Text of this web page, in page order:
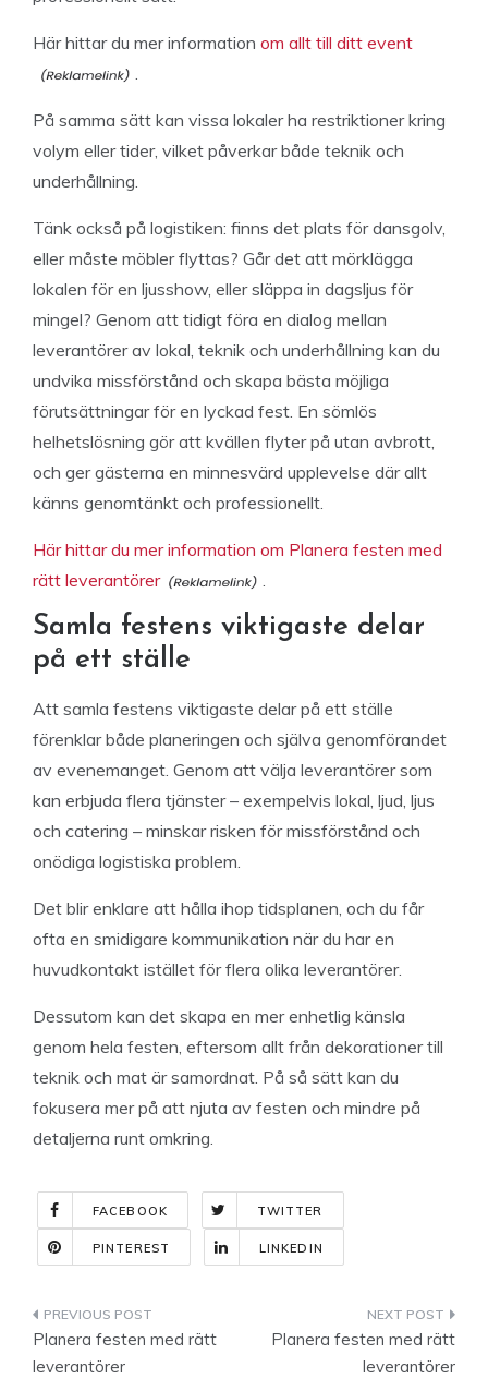
Här hittar du mer information om allt till ditt event
.
På samma sätt kan vissa lokaler ha restriktioner kring
volym eller tider, vilket påverkar både teknik och
underhållning.
Tänk också på logistiken: finns det plats för dansgolv,
eller måste möbler flyttas? Går det att mörklägga
lokalen för en ljusshow, eller släppa in dagsljus för
mingel? Genom att tidigt föra en dialog mellan
leverantörer av lokal, teknik och underhållning kan du
undvika missförstånd och skapa bästa möjliga
förutsättningar för en lyckad fest. En sömlös
helhetslösning gör att kvällen flyter på utan avbrott,
och ger gästerna en minnesvärd upplevelse där allt
känns genomtänkt och professionellt.
Här hittar du mer information om Planera festen med
rätt leverantörer
.
Samla festens viktigaste delar
på ett ställe
Att samla festens viktigaste delar på ett ställe
förenklar både planeringen och själva genomförandet
av evenemanget. Genom att välja leverantörer som
kan erbjuda flera tjänster – exempelvis lokal, ljud, ljus
och catering – minskar risken för missförstånd och
onödiga logistiska problem.
Det blir enklare att hålla ihop tidsplanen, och du får
ofta en smidigare kommunikation när du har en
huvudkontakt istället för flera olika leverantörer.
Dessutom kan det skapa en mer enhetlig känsla
genom hela festen, eftersom allt från dekorationer till
teknik och mat är samordnat. På så sätt kan du
fokusera mer på att njuta av festen och mindre på
detaljerna runt omkring.
FACEBOOK TWITTER
PINTEREST LINKEDIN
Indlægsnavigation
Planera festen med rätt
leverantörer
Planera festen med rätt
leverantörer